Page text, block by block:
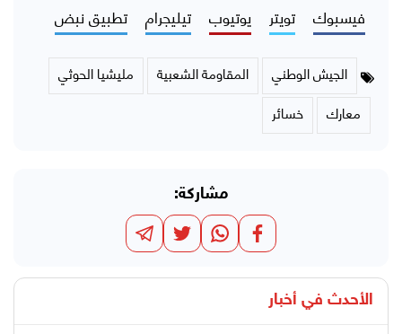
فيسبوك تويتر يوتيوب تيليجرام تطبيق نبض
الجيش الوطني المقاومة الشعبية
مليشيا الحوثي
معارك
خسائر
مشاركة:
الأحدث في أخبار